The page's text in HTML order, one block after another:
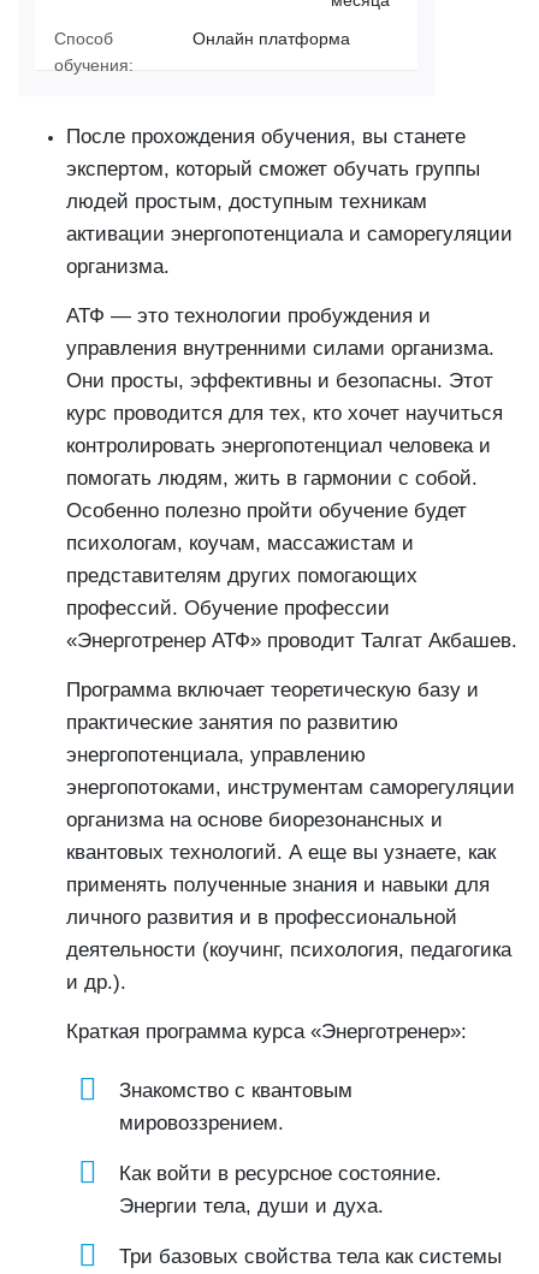
Способ
обучения:
Онлайн платформа
После прохождения обучения, вы станете
экспертом, который сможет обучать группы
людей простым, доступным техникам
активации энергопотенциала и саморегуляции
организма.
АТФ — это технологии пробуждения и
управления внутренними силами организма.
Они просты, эффективны и безопасны. Этот
курс проводится для тех, кто хочет научиться
контролировать энергопотенциал человека и
помогать людям, жить в гармонии с собой.
Особенно полезно пройти обучение будет
психологам, коучам, массажистам и
представителям других помогающих
профессий. Обучение профессии
«Энерготренер АТФ» проводит Талгат Акбашев.
Программа включает теоретическую базу и
практические занятия по развитию
энергопотенциала, управлению
энергопотоками, инструментам саморегуляции
организма на основе биорезонансных и
квантовых технологий. А еще вы узнаете, как
применять полученные знания и навыки для
личного развития и в профессиональной
деятельности (коучинг, психология, педагогика
и др.).
Краткая программа курса «Энерготренер»:
Знакомство с квантовым
мировоззрением.
Как войти в ресурсное состояние.
Энергии тела, души и духа.
Три базовых свойства тела как системы